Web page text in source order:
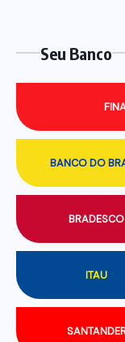
Seu Banco
BANCO DO
BRADESCO
ITAU